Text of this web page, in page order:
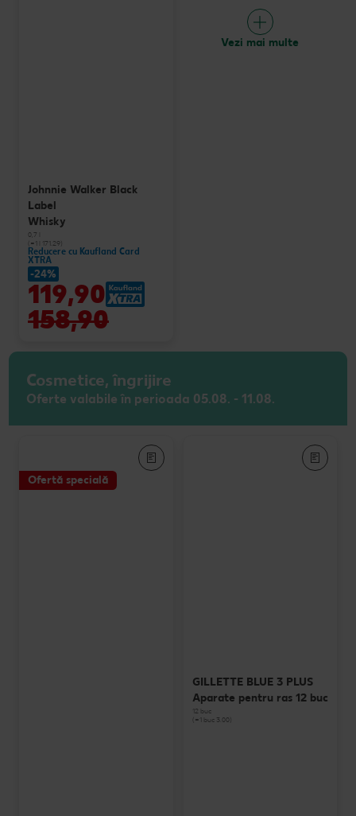
Johnnie Walker Black
Label
Whisky
0,7 l
(=1 l 171.29)
Reducere cu Kaufland Card
XTRA
-24%
119,90
158,90
Vezi mai multe
Cosmetice, îngrijire
Oferte valabile în perioada 05.08. - 11.08.
Ofertă specială
GILLETTE BLUE 3 PLUS
Aparate pentru ras 12 buc
12 buc
(=1 buc 3.00)